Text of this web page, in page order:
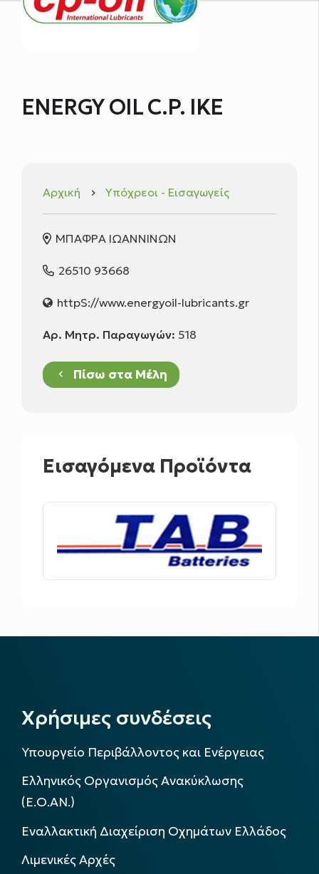
ENERGY OIL C.P. ΙΚΕ
Αρχική keyboard_arrow_right Υπόχρεοι - Εισαγωγείς
ΜΠΑΦΡΑ ΙΩΑΝΝΙΝΩΝ
26510 93668
httpS://www.energyoil-lubricants.gr
Αρ. Μητρ. Παραγωγών: 518
keyboard_arrow_left Πίσω στα Μέλη
Εισαγόμενα Προϊόντα
Χρήσιμες συνδέσεις
Υπουργείο Περιβάλλοντος και Ενέργειας
Ελληνικός Οργανισμός Ανακύκλωσης
(Ε.Ο.ΑΝ.)
Εναλλακτική Διαχείριση Οχημάτων Ελλάδος
Λιμενικές Αρχές